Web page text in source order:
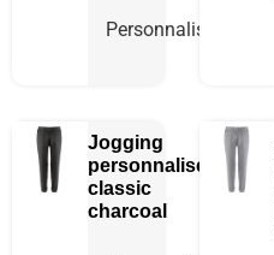
Personnaliser
Jogging
personnalisé
classic
charcoal